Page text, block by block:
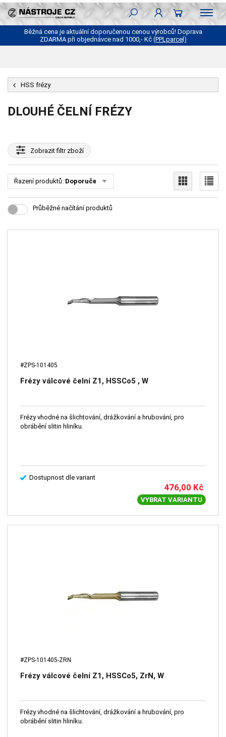
Běžná cena je aktuální doporučenou cenou výrobců! Doprava
ZDARMA při objednávce nad 1000,- Kč (PPLparcel)
HSS frézy
DLOUHÉ ČELNÍ FRÉZY
Zobrazitfiltr zboží
Řazení produktů: Doporučené
Průběžné načítání produktů
#ZPS-101405
Frézy válcové čelní Z1, HSSCo5 , W
Frézy vhodné na šlichtování, drážkování a hrubování, pro
obrábění slitin hliníku.
Dostupnost dle variant
476,00 Kč
VYBRAT VARIANTU
#ZPS-101405-ZRN
Frézy válcové čelní Z1, HSSCo5, ZrN, W
Frézy vhodné na šlichtování, drážkování a hrubování, pro
obrábění slitin hliníku.